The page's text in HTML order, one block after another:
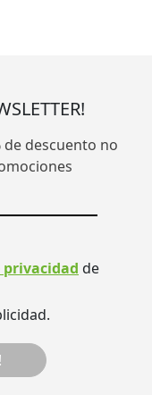
descuento no
de